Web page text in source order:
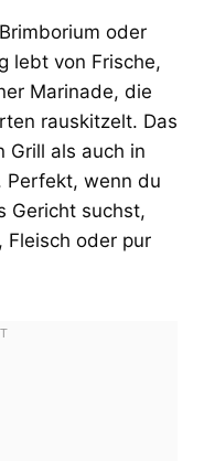
oder
lebt von Frische,
Marinade, die
rauskitzelt. Das
Grill als auch in
Perfekt, wenn du
Gericht suchst,
Fleisch oder pur